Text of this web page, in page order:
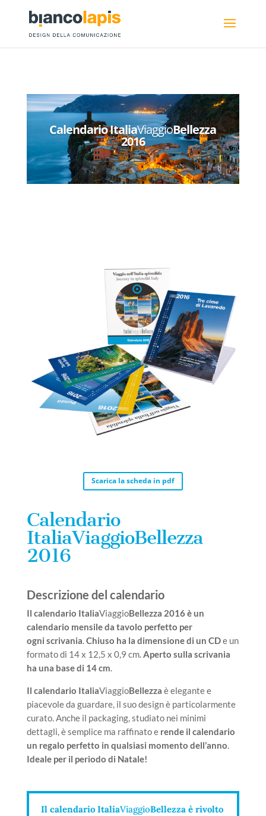
Calendario ItaliaViaggioBellezza
2016
Scarica la scheda in pdf
Calendario
ItaliaViaggioBellezza
2016
Descrizione del calendario
Il calendario ItaliaViaggioBellezza 2016 è un
calendario mensile da tavolo perfetto per
ogni scrivania.Chiuso ha la dimensione di un CDe un
formato di 14 x 12,5 x 0,9 cm.Aperto sulla scrivania
ha una base di 14 cm.
Il calendario ItaliaViaggioBellezza è elegante e
piacevole da guardare, il suo design è particolarmente
curato. Anche il packaging, studiato nei minimi
dettagli, è semplice ma raffinato e rende il calendario
un regalo perfetto in qualsiasi momento dell’anno.
Ideale per il periodo di Natale!
Il calendario ItaliaViaggioBellezza è rivolto